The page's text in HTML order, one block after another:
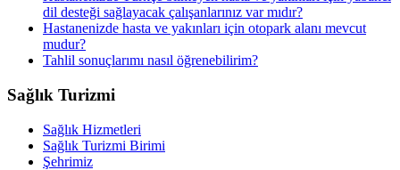
dil desteği sağlayacak çalışanlarınız var mıdır?
Hastanenizde hasta ve yakınları için otopark alanı mevcut
mudur?
Tahlil sonuçlarımı nasıl öğrenebilirim?
Sağlık Turizmi
Sağlık Hizmetleri
Sağlık Turizmi Birimi
Şehrimiz